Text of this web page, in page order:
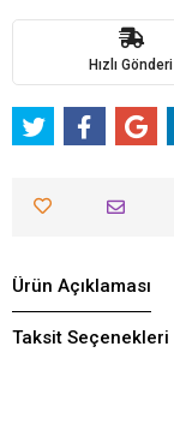
Hızlı Gönderi
Ürün Açıklaması
Taksit Seçenekleri